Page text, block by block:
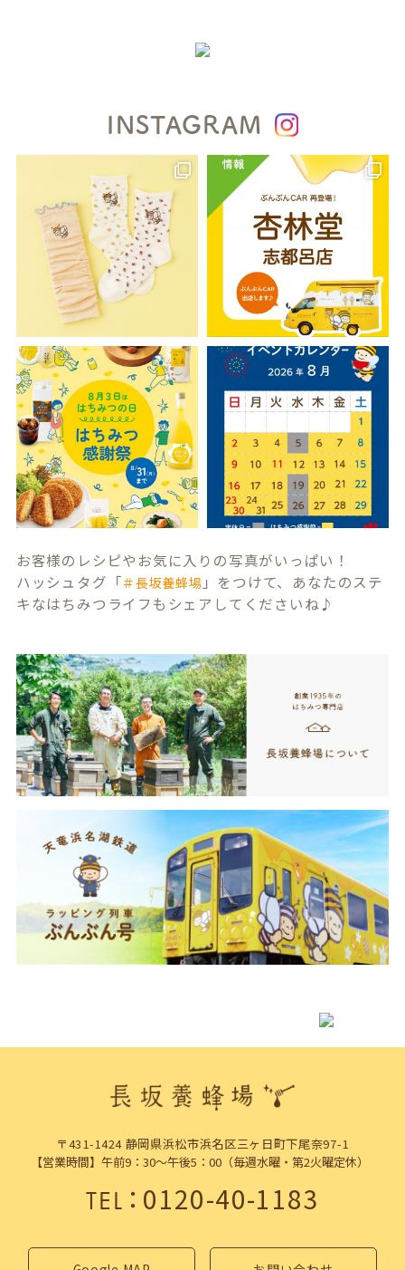
INSTAGRAM
お客様のレシピやお気に入りの写真がいっぱい！
ハッシュタグ「＃長坂養蜂場 」をつけて、あなたのステ
キなはちみつライフもシェアしてくださいね♪
〒431-1424 静岡県浜松市浜名区三ヶ日町下尾奈97-1
【営業時間】午前9：30～午後5：00（毎週水曜・第2火曜定休）
TEL：0120-40-1183